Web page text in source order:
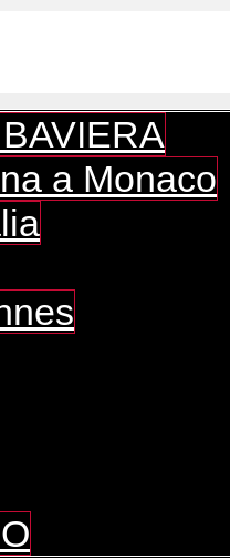
a Monaco